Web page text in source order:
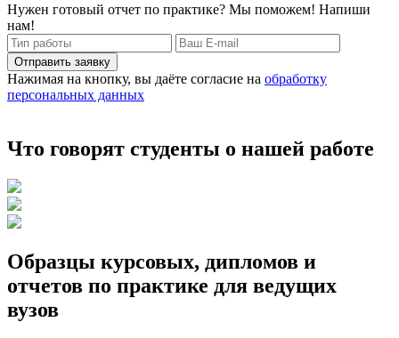
Нужен готовый отчет по практике? Мы поможем! Напиши
нам!
Отправить заявку
Нажимая на кнопку, вы даёте согласие на обработку
персональных данных
Что говорят студенты о нашей работе
Образцы курсовых, дипломов и
отчетов по практике для ведущих
вузов